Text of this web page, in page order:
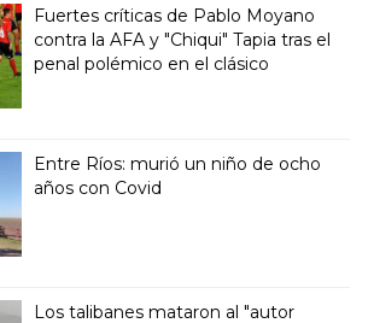
Fuertes críticas de Pablo Moyano
contra la AFA y "Chiqui" Tapia tras el
penal polémico en el clásico
Entre Ríos: murió un niño de ocho
años con Covid
Los talibanes mataron al "autor